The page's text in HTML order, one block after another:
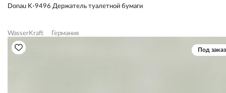
Donau K-9496 Держатель туалетной бумаги
WasserKraft Германия
Под заказ